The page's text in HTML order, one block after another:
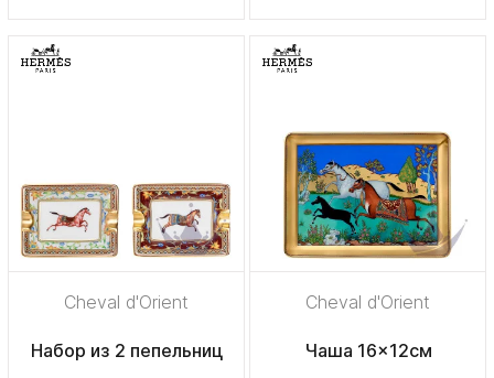
Cheval d'Orient
Набор из 2 пепельниц
Cheval d'Orient
Чаша 16x12см